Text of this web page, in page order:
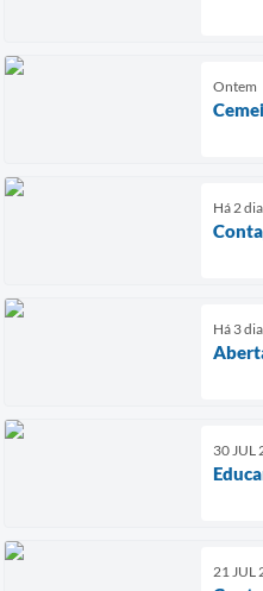
Ontem
Há 2
Há 3
30 JUL
21 JUL